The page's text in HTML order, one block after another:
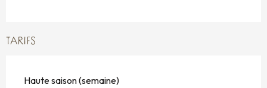
TARIFS
Haute saison (semaine)